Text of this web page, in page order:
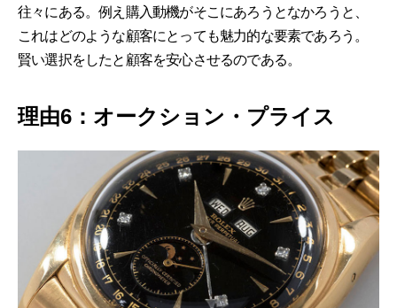
往々にある。例え購入動機がそこにあろうとなかろうと、
これはどのような顧客にとっても魅力的な要素であろう。
賢い選択をしたと顧客を安心させるのである。
理由6：オークション・プライス